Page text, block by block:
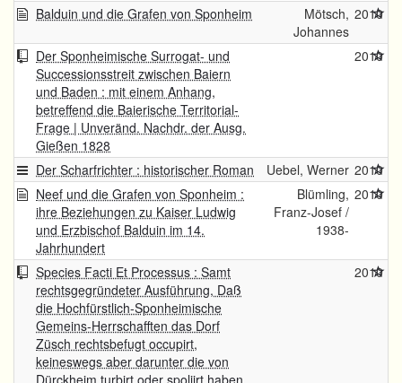
Balduin und die Grafen von Sponheim
Mötsch,
Johannes
2010
Der Sponheimische Surrogat- und
Successionsstreit zwischen Baiern
und Baden : mit einem Anhang,
betreffend die Baierische Territorial-
Frage | Unveränd. Nachdr. der Ausg.
Gießen 1828
2010
Der Scharfrichter : historischer Roman Uebel, Werner 2010
Neef und die Grafen von Sponheim :
ihre Beziehungen zu Kaiser Ludwig
und Erzbischof Balduin im 14.
Jahrhundert
Blümling,
Franz-Josef /
1938-
2010
Species Facti Et Processus : Samt
rechtsgegründeter Ausführung, Daß
die Hochfürstlich-Sponheimische
Gemeins-Herrschafften das Dorf
Züsch rechtsbefugt occupirt,
keineswegs aber darunter die von
2010